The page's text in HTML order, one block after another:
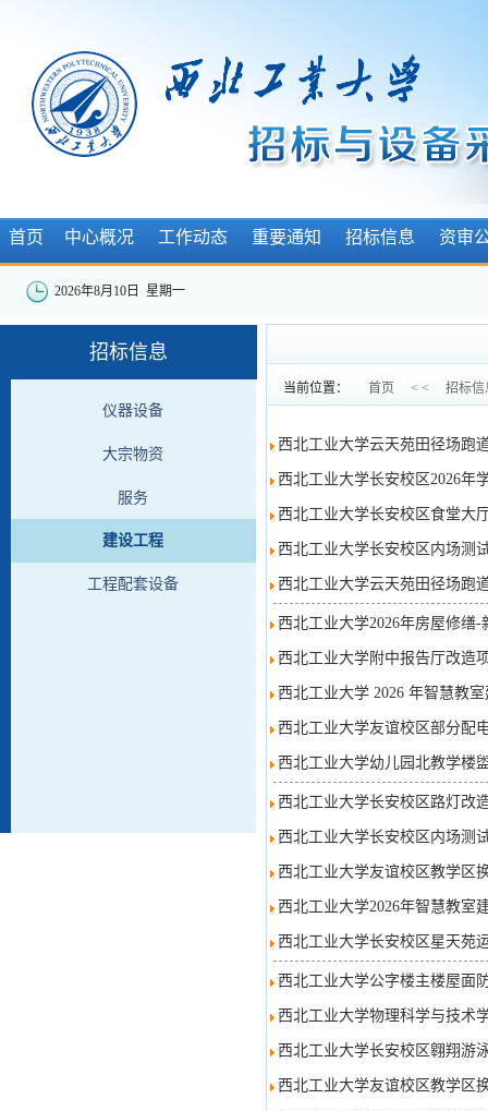
首页 中心概况 工作动态 重要通知 招标信息 资审
2026年8月10日 星期一
招标信息
仪器设备
大宗物资
服务
建设工程
工程配套设备
当前位置： 首页 < < 招标信
西北工业大学云天苑田径场跑
西北工业大学长安校区2026年
西北工业大学长安校区食堂大
西北工业大学长安校区内场测
西北工业大学云天苑田径场跑
西北工业大学2026年房屋修缮
西北工业大学附中报告厅改造
西北工业大学 2026 年智慧教
西北工业大学友谊校区部分配
西北工业大学幼儿园北教学楼
西北工业大学长安校区路灯改
西北工业大学长安校区内场测
西北工业大学友谊校区教学区
西北工业大学2026年智慧教室
西北工业大学长安校区星天苑
西北工业大学公字楼主楼屋面
西北工业大学物理科学与技术
西北工业大学长安校区翱翔游
西北工业大学友谊校区教学区